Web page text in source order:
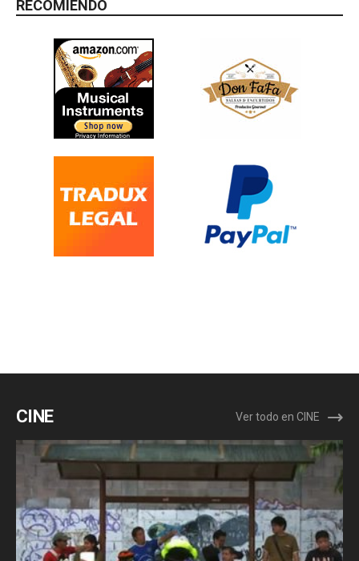
RECOMIENDO
CINE Ver todo en CINE